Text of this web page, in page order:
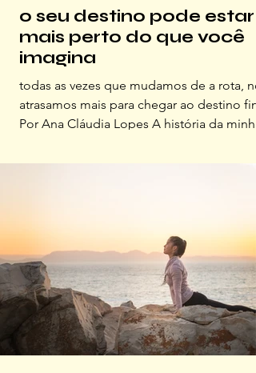
o seu destino pode estar
mais perto do que você
imagina
todas as vezes que mudamos de a rota,
atrasamos mais para chegar ao destino
Por Ana Cláudia Lopes A história da minha
pouco, o simples e o contentamento
aprender algo novo. Enfim, nunca me
energia para incluir outros elementos na
minha rotina e encarar as mudanças que
acarretava. Porém, esse e